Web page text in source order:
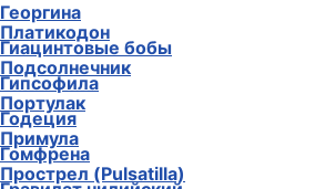
Платикодон
Подсолнечник
Портулак
Примула
Прострел (Pulsatilla)
Георгина
Гиацинтовые бобы
Гипсофила
Годеция
Гомфрена